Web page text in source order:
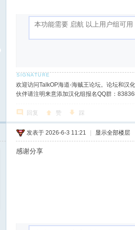
欢迎访问TalkOP海道-海贼王论坛。论坛和汉
伙伴请注明来意添加汉化组报名QQ群：
回复 赞 踩
发表于 2026-6-3 11:21 显示全部楼层
感谢分享